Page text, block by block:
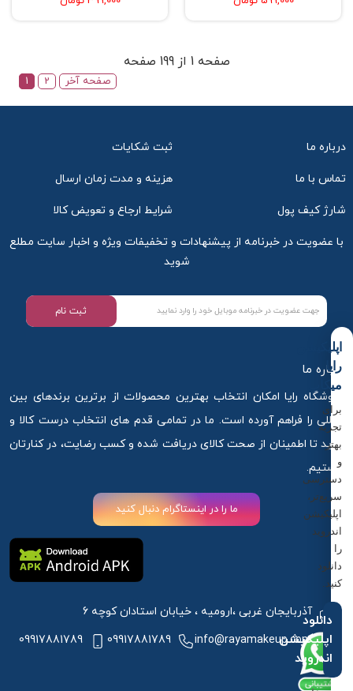
صفحه 1 از 199 صفحه
1 2 صفحه آخر
درباره ما ثبت شکایات
تماس با ما هزینه و مدت زمان ارسال
شارژ کیف پول شرایط ارجاع و تعویض کالا
با عضویت در خبرنامه از پیشنهادات و تخفیفات ویژه و اخبار سایت مطلع
شوید
ثبت نام
درباره ما
فروشگاه رایا امکان انتخاب بهترین محصولات از برترین برندهای بین
المللی را فراهم آورده است. ما در تمامی قدم های انتخاب درست کالا و
خرید تا اطمینان از صحت کالای دریافت شده و کسب رضایت، در کنارتان
هستیم.
ما را در اینستاگرام دنبال کنید
آذربایجان غربی ،ارومیه ، خیابان استادان کوچه 6
info@rayamakeup.com
09917881789
09917881789
اپلیکیشن
رایا
میکاپ
برای
تجربه
بهتر
و
دسترسی
سریع‌تر،
اپلیکیشن
اندروید
را
دانلود
کنید.
دانلود
اپلیکیشن
اندروید